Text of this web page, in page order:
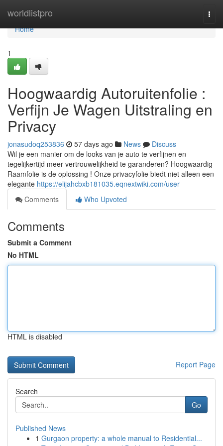
worldlistpro
Home
Home
1
Hoogwaardig Autoruitenfolie :
Verfijn Je Wagen Uitstraling en
Privacy
jonasudoq253836 57 days ago News
Discuss
Wil je een manier om de looks van je auto te verfijnen en
tegelijkertijd meer vertrouwelijkheid te garanderen? Hoogwaardig
Raamfolie is de oplossing ! Onze privacyfolie biedt niet alleen een
elegante https://elijahcbxb181035.eqnextwiki.com/user
Comments
Who Upvoted
Comments
Submit a Comment
No HTML
HTML is disabled
Report Page
Search
Go
Published News
1 Gurgaon property: a whole manual to Residential...